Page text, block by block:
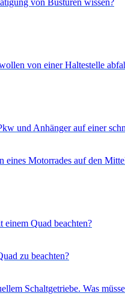
von Bustüren wissen?
von einer Haltestelle
und Anhänger auf einer
eines Motorrades auf den
einem Quad beachten?
zu beachten?
Schaltgetriebe. Was